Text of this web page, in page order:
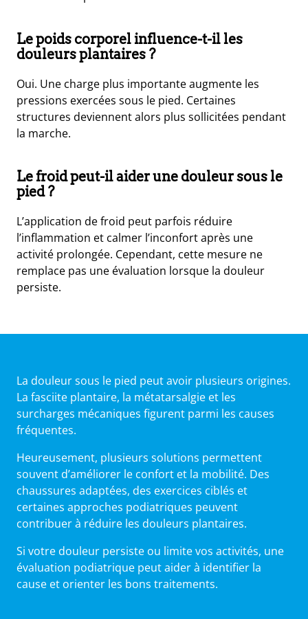
Le poids corporel influence-t-il les
douleurs plantaires ?
Oui. Une charge plus importante augmente les
pressions exercées sous le pied. Certaines
structures deviennent alors plus sollicitées pendant
la marche.
Le froid peut-il aider une douleur sous le
pied ?
L’application de froid peut parfois réduire
l’inflammation et calmer l’inconfort après une
activité prolongée. Cependant, cette mesure ne
remplace pas une évaluation lorsque la douleur
persiste.
La douleur sous le pied peut avoir plusieurs origines.
La fasciite plantaire, la métatarsalgie et les
surcharges mécaniques figurent parmi les causes
fréquentes.
Heureusement, plusieurs solutions permettent
souvent d’améliorer le confort et la mobilité. Des
chaussures adaptées, des exercices ciblés et
certaines approches podiatriques peuvent
contribuer à réduire les douleurs plantaires.
Si votre douleur persiste ou limite vos activités, une
évaluation podiatrique peut aider à identifier la
cause et orienter les bons traitements.